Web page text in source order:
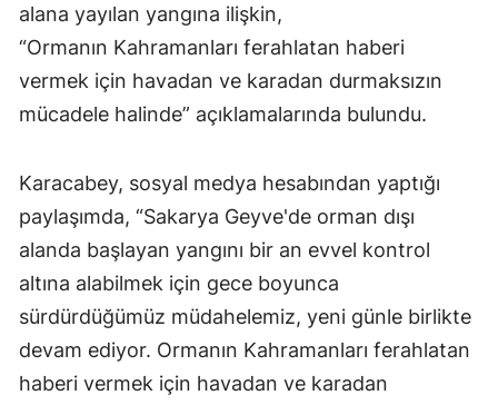
alana yayılan yangına ilişkin,
“Ormanın Kahramanları ferahlatan haberi
vermek için havadan ve karadan durmaksızın
mücadele halinde” açıklamalarında bulundu.
Karacabey, sosyal medya hesabından yaptığı
paylaşımda, “Sakarya Geyve'de orman dışı
alanda başlayan yangını bir an evvel kontrol
altına alabilmek için gece boyunca
sürdürdüğümüz müdahelemiz, yeni günle birlikte
devam ediyor. Ormanın Kahramanları ferahlatan
haberi vermek için havadan ve karadan